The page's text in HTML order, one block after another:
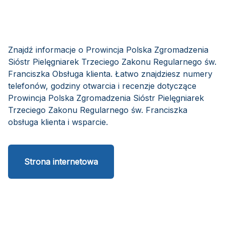
Znajdź informacje o Prowincja Polska Zgromadzenia
Sióstr Pielęgniarek Trzeciego Zakonu Regularnego św.
Franciszka Obsługa klienta. Łatwo znajdziesz numery
telefonów, godziny otwarcia i recenzje dotyczące
Prowincja Polska Zgromadzenia Sióstr Pielęgniarek
Trzeciego Zakonu Regularnego św. Franciszka
obsługa klienta i wsparcie.
Strona internetowa